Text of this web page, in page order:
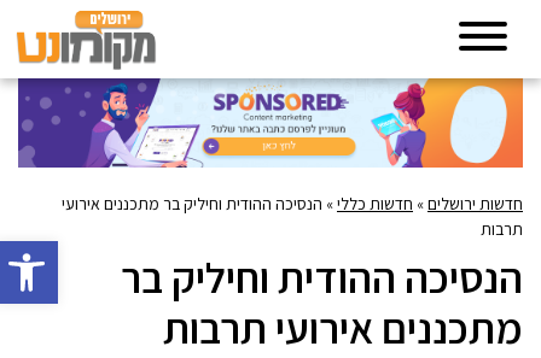
פתח
חדשות ירושלים» חדשות כללי» הנסיכה ההודית וחיליק בר מתכננים אירועי
תרבות
הנסיכה ההודית וחיליק בר
מתכננים אירועי תרבות